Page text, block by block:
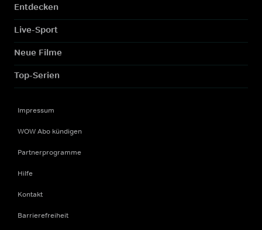
Entdecken
Live-Sport
Neue Filme
Top-Serien
Impressum
WOW Abo kündigen
Partnerprogramme
Hilfe
Kontakt
Barrierefreiheit